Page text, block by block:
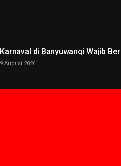
Karnaval di Banyuwangi Wajib
9 August 2026